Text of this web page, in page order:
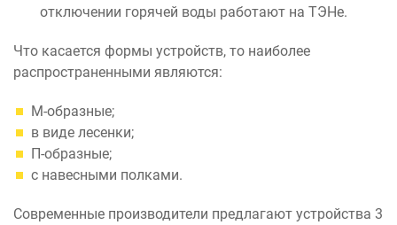
отключении горячей воды работают на ТЭНе.
Что касается формы устройств, то наиболее
распространенными являются:
М-образные;
в виде лесенки;
П-образные;
с навесными полками.
Современные производители предлагают устройства 3